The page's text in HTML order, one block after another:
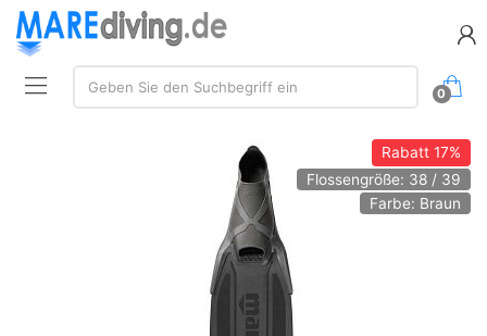
Suche:
Geben Sie den Suchbegriff ein
0
Rabatt17%
Flossengröße: 38 / 39
Farbe: Braun